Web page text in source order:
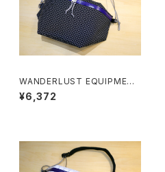
WANDERLUST EQUIPMENT
/ KAMPALA PACK（BLACK×
PURPLE）
¥6,372